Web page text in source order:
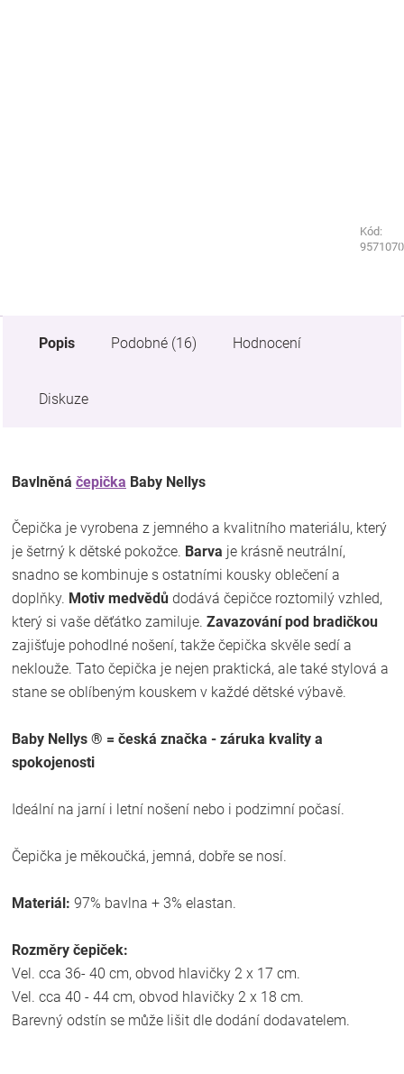
Kód:
Kód:
Popis Podobné (16) Hodnocení
Diskuze
Bavlněná čepička Baby Nellys
Čepička je vyrobena z jemného a kvalitního materiálu, který
je šetrný k dětské pokožce. Barva je krásně neutrální,
snadno se kombinuje s ostatními kousky oblečení a
doplňky. Motiv medvědů dodává čepičce roztomilý vzhled,
který si vaše děťátko zamiluje. Zavazování pod bradičkou
zajišťuje pohodlné nošení, takže čepička skvěle sedí a
neklouže. Tato čepička je nejen praktická, ale také stylová a
stane se oblíbeným kouskem v každé dětské výbavě.
Baby Nellys ® = česká značka - záruka kvality a
spokojenosti
Ideální na jarní i letní nošení nebo i podzimní počasí.
Čepička je měkoučká, jemná, dobře se nosí.
Materiál: 97% bavlna + 3% elastan.
Rozměry čepiček:
Vel. cca 36- 40 cm, obvod hlavičky 2 x 17 cm.
Vel. cca 40 - 44 cm, obvod hlavičky 2 x 18 cm.
Barevný odstín se může lišit dle dodání dodavatelem.